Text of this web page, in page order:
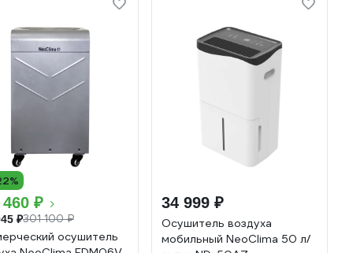
₽
₽301 100 ₽
осушитель
34 999 ₽
Осушитель воздуха
мобильный NeoClima 50 л/